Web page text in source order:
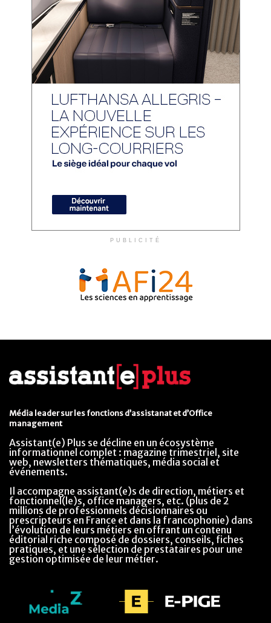
PUBLICITÉ
Média leader sur les fonctions d’assistanat et d’Office
management
Assistant(e) Plus se décline en un écosystème
informationnel complet : magazine trimestriel, site
web, newsletters thématiques, média social et
événements.
Il accompagne assistant(e)s de direction, métiers et
fonctionnel(le)s, office managers, etc. (plus de 2
millions de professionnels décisionnaires ou
prescripteurs en France et dans la francophonie) dans
l’évolution de leurs métiers en offrant un contenu
éditorial riche composé de dossiers, conseils, fiches
pratiques, et une sélection de prestataires pour une
gestion optimisée de leur métier.